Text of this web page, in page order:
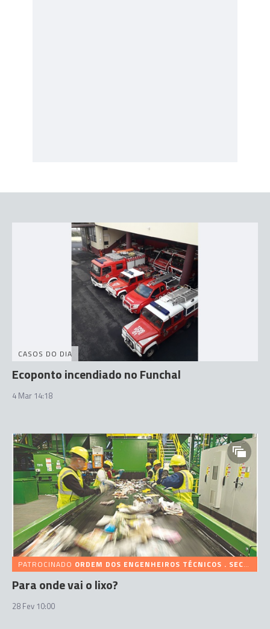
CASOS DO DIA
Ecoponto incendiado no Funchal
4 Mar 14:18
PATROCINADO ORDEM DOS ENGENHEIROS TÉCNICOS . SECÇÃO REGIONAL DA MADEIRA
Para onde vai o lixo?
28 Fev 10:00